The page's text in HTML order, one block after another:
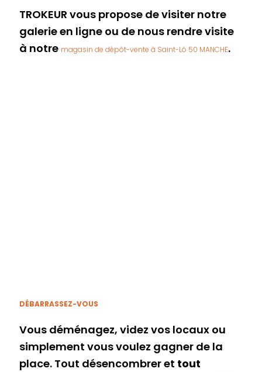
TROKEUR vous propose de visiter notre
galerie en ligne ou de nous rendre visite
à notre magasin de dépôt-vente à Saint-Lô 50 MANCHE.
DÉBARRASSEZ-VOUS
Vous déménagez, videz vos locaux ou
simplement vous voulez gagner de la
place. Tout désencombrer et tout